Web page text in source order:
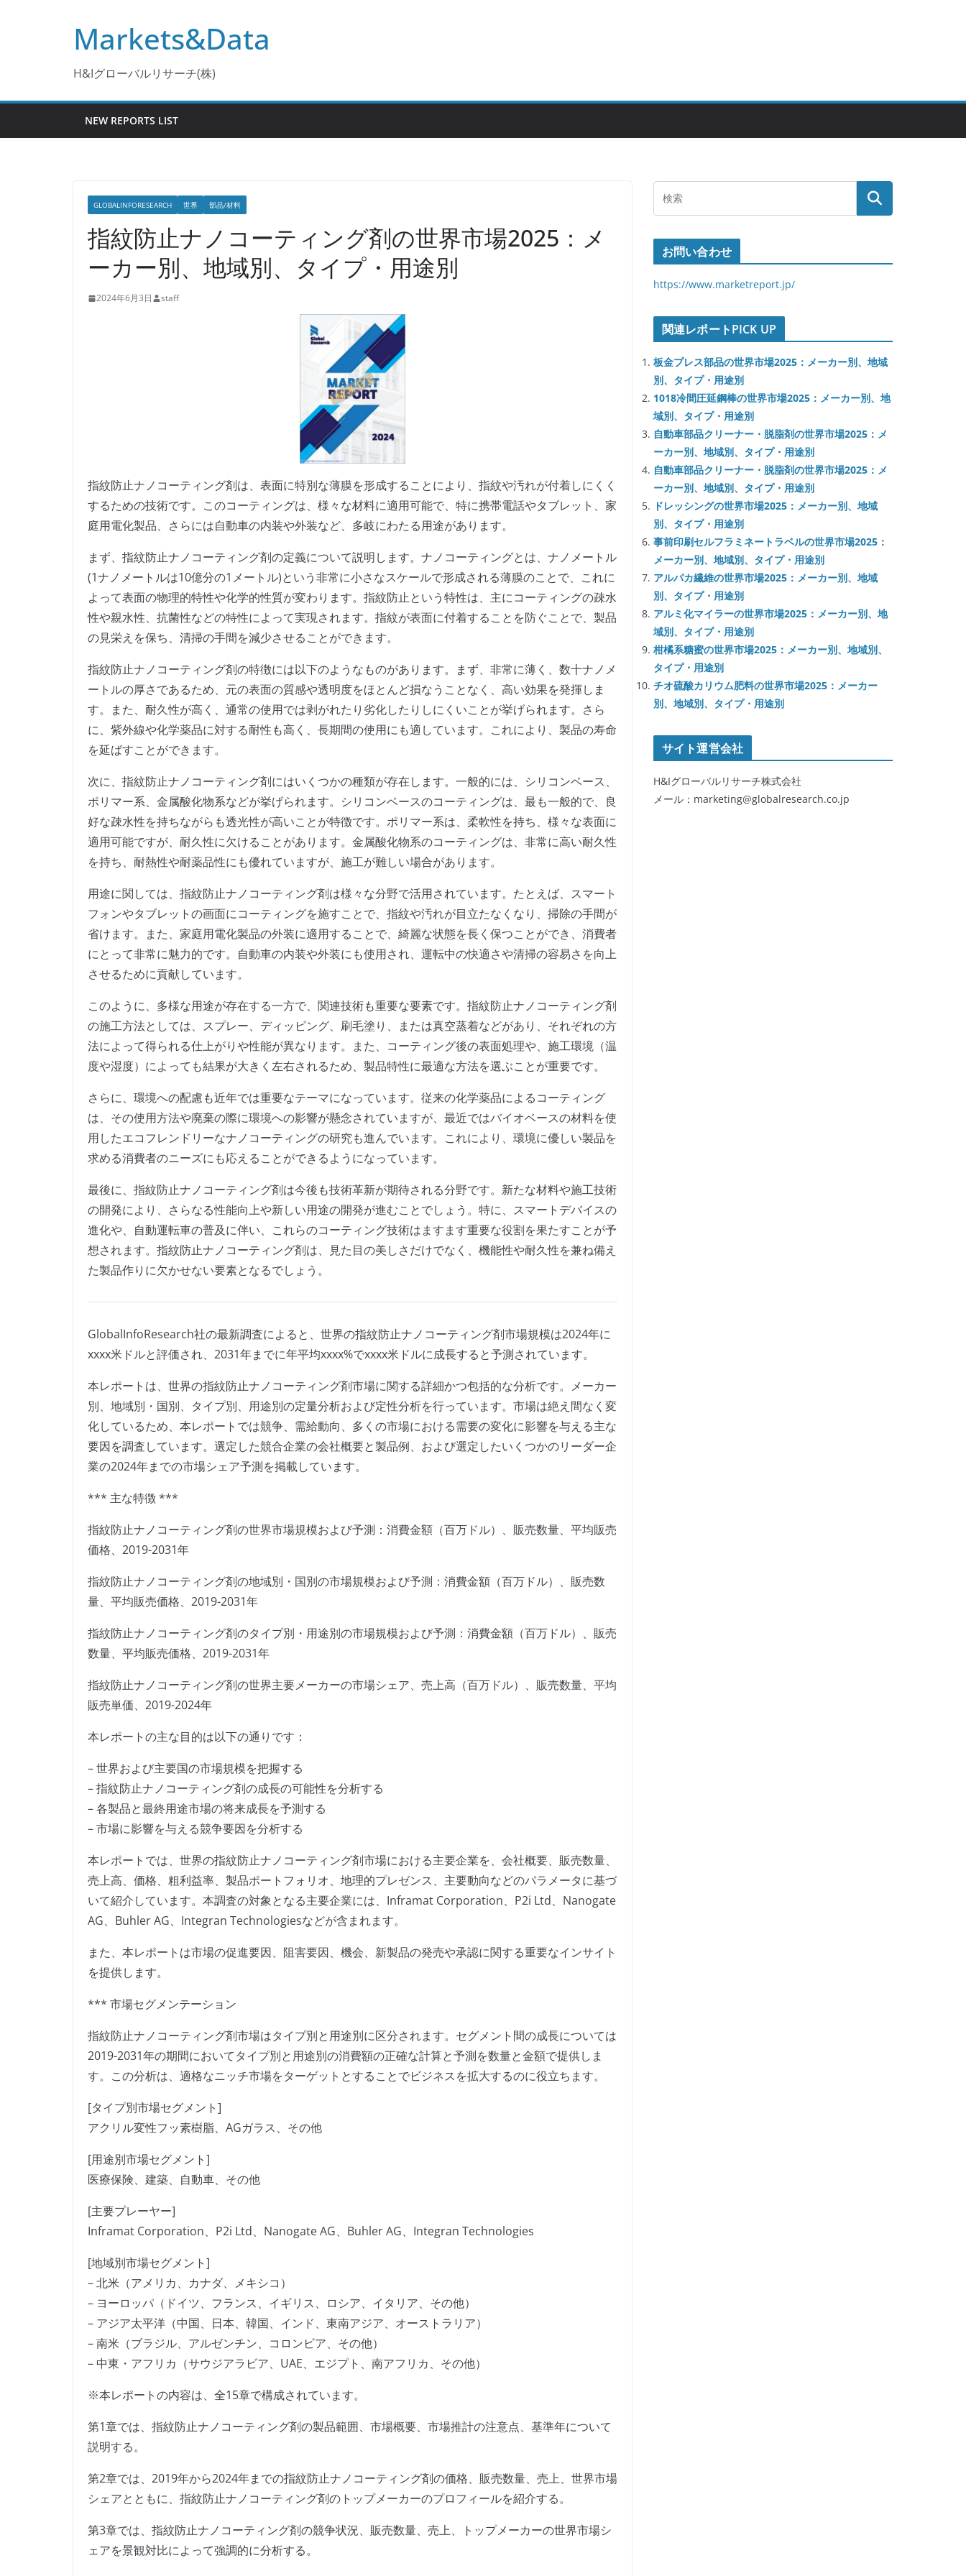
Markets&Data
H&Iグローバルリサーチ(株)
NEW REPORTS LIST
GLOBALINFORESEARCH 世界 部品/材料
指紋防止ナノコーティング剤の世界市場2025：メ
ーカー別、地域別、タイプ・用途別
2024年6月3日 staff
指紋防止ナノコーティング剤は、表面に特別な薄膜を形成することにより、指紋や汚れが付着しにくく
するための技術です。このコーティングは、様々な材料に適用可能で、特に携帯電話やタブレット、家
庭用電化製品、さらには自動車の内装や外装など、多岐にわたる用途があります。
まず、指紋防止ナノコーティング剤の定義について説明します。ナノコーティングとは、ナノメートル
(1ナノメートルは10億分の1メートル)という非常に小さなスケールで形成される薄膜のことで、これに
よって表面の物理的特性や化学的性質が変わります。指紋防止という特性は、主にコーティングの疎水
性や親水性、抗菌性などの特性によって実現されます。指紋が表面に付着することを防ぐことで、製品
の見栄えを保ち、清掃の手間を減少させることができます。
指紋防止ナノコーティング剤の特徴には以下のようなものがあります。まず、非常に薄く、数十ナノメ
ートルの厚さであるため、元の表面の質感や透明度をほとんど損なうことなく、高い効果を発揮しま
す。また、耐久性が高く、通常の使用では剥がれたり劣化したりしにくいことが挙げられます。さら
に、紫外線や化学薬品に対する耐性も高く、長期間の使用にも適しています。これにより、製品の寿命
を延ばすことができます。
次に、指紋防止ナノコーティング剤にはいくつかの種類が存在します。一般的には、シリコンベース、
ポリマー系、金属酸化物系などが挙げられます。シリコンベースのコーティングは、最も一般的で、良
好な疎水性を持ちながらも透光性が高いことが特徴です。ポリマー系は、柔軟性を持ち、様々な表面に
適用可能ですが、耐久性に欠けることがあります。金属酸化物系のコーティングは、非常に高い耐久性
を持ち、耐熱性や耐薬品性にも優れていますが、施工が難しい場合があります。
用途に関しては、指紋防止ナノコーティング剤は様々な分野で活用されています。たとえば、スマート
フォンやタブレットの画面にコーティングを施すことで、指紋や汚れが目立たなくなり、掃除の手間が
省けます。また、家庭用電化製品の外装に適用することで、綺麗な状態を長く保つことができ、消費者
にとって非常に魅力的です。自動車の内装や外装にも使用され、運転中の快適さや清掃の容易さを向上
させるために貢献しています。
このように、多様な用途が存在する一方で、関連技術も重要な要素です。指紋防止ナノコーティング剤
の施工方法としては、スプレー、ディッピング、刷毛塗り、または真空蒸着などがあり、それぞれの方
法によって得られる仕上がりや性能が異なります。また、コーティング後の表面処理や、施工環境（温
度や湿度）によっても結果が大きく左右されるため、製品特性に最適な方法を選ぶことが重要です。
さらに、環境への配慮も近年では重要なテーマになっています。従来の化学薬品によるコーティング
は、その使用方法や廃棄の際に環境への影響が懸念されていますが、最近ではバイオベースの材料を使
用したエコフレンドリーなナノコーティングの研究も進んでいます。これにより、環境に優しい製品を
求める消費者のニーズにも応えることができるようになっています。
最後に、指紋防止ナノコーティング剤は今後も技術革新が期待される分野です。新たな材料や施工技術
の開発により、さらなる性能向上や新しい用途の開発が進むことでしょう。特に、スマートデバイスの
進化や、自動運転車の普及に伴い、これらのコーティング技術はますます重要な役割を果たすことが予
想されます。指紋防止ナノコーティング剤は、見た目の美しさだけでなく、機能性や耐久性を兼ね備え
た製品作りに欠かせない要素となるでしょう。
GlobalInfoResearch社の最新調査によると、世界の指紋防止ナノコーティング剤市場規模は2024年に
xxxx米ドルと評価され、2031年までに年平均xxxx%でxxxx米ドルに成長すると予測されています。
本レポートは、世界の指紋防止ナノコーティング剤市場に関する詳細かつ包括的な分析です。メーカー
別、地域別・国別、タイプ別、用途別の定量分析および定性分析を行っています。市場は絶え間なく変
化しているため、本レポートでは競争、需給動向、多くの市場における需要の変化に影響を与える主な
要因を調査しています。選定した競合企業の会社概要と製品例、および選定したいくつかのリーダー企
業の2024年までの市場シェア予測を掲載しています。
*** 主な特徴 ***
指紋防止ナノコーティング剤の世界市場規模および予測：消費金額（百万ドル）、販売数量、平均販売
価格、2019-2031年
指紋防止ナノコーティング剤の地域別・国別の市場規模および予測：消費金額（百万ドル）、販売数
量、平均販売価格、2019-2031年
指紋防止ナノコーティング剤のタイプ別・用途別の市場規模および予測：消費金額（百万ドル）、販売
数量、平均販売価格、2019-2031年
指紋防止ナノコーティング剤の世界主要メーカーの市場シェア、売上高（百万ドル）、販売数量、平均
販売単価、2019-2024年
本レポートの主な目的は以下の通りです：
– 世界および主要国の市場規模を把握する
– 指紋防止ナノコーティング剤の成長の可能性を分析する
– 各製品と最終用途市場の将来成長を予測する
– 市場に影響を与える競争要因を分析する
本レポートでは、世界の指紋防止ナノコーティング剤市場における主要企業を、会社概要、販売数量、
売上高、価格、粗利益率、製品ポートフォリオ、地理的プレゼンス、主要動向などのパラメータに基づ
いて紹介しています。本調査の対象となる主要企業には、Inframat Corporation、P2i Ltd、Nanogate
AG、Buhler AG、Integran Technologiesなどが含まれます。
また、本レポートは市場の促進要因、阻害要因、機会、新製品の発売や承認に関する重要なインサイト
を提供します。
*** 市場セグメンテーション
指紋防止ナノコーティング剤市場はタイプ別と用途別に区分されます。セグメント間の成長については
2019-2031年の期間においてタイプ別と用途別の消費額の正確な計算と予測を数量と金額で提供しま
す。この分析は、適格なニッチ市場をターゲットとすることでビジネスを拡大するのに役立ちます。
[タイプ別市場セグメント]
アクリル変性フッ素樹脂、AGガラス、その他
[用途別市場セグメント]
医療保険、建築、自動車、その他
[主要プレーヤー]
Inframat Corporation、P2i Ltd、Nanogate AG、Buhler AG、Integran Technologies
[地域別市場セグメント]
– 北米（アメリカ、カナダ、メキシコ）
– ヨーロッパ（ドイツ、フランス、イギリス、ロシア、イタリア、その他）
– アジア太平洋（中国、日本、韓国、インド、東南アジア、オーストラリア）
– 南米（ブラジル、アルゼンチン、コロンビア、その他）
– 中東・アフリカ（サウジアラビア、UAE、エジプト、南アフリカ、その他）
※本レポートの内容は、全15章で構成されています。
第1章では、指紋防止ナノコーティング剤の製品範囲、市場概要、市場推計の注意点、基準年について
説明する。
第2章では、2019年から2024年までの指紋防止ナノコーティング剤の価格、販売数量、売上、世界市場
シェアとともに、指紋防止ナノコーティング剤のトップメーカーのプロフィールを紹介する。
第3章では、指紋防止ナノコーティング剤の競争状況、販売数量、売上、トップメーカーの世界市場シ
ェアを景観対比によって強調的に分析する。
お問い合わせ
https://www.marketreport.jp/
関連レポートPICK UP
板金プレス部品の世界市場2025：メーカー別、地域
別、タイプ・用途別
1018冷間圧延鋼棒の世界市場2025：メーカー別、地
域別、タイプ・用途別
自動車部品クリーナー・脱脂剤の世界市場2025：メ
ーカー別、地域別、タイプ・用途別
自動車部品クリーナー・脱脂剤の世界市場2025：メ
ーカー別、地域別、タイプ・用途別
ドレッシングの世界市場2025：メーカー別、地域
別、タイプ・用途別
事前印刷セルフラミネートラベルの世界市場2025：
メーカー別、地域別、タイプ・用途別
アルパカ繊維の世界市場2025：メーカー別、地域
別、タイプ・用途別
アルミ化マイラーの世界市場2025：メーカー別、地
域別、タイプ・用途別
柑橘系糖蜜の世界市場2025：メーカー別、地域別、
タイプ・用途別
チオ硫酸カリウム肥料の世界市場2025：メーカー
別、地域別、タイプ・用途別
サイト運営会社
H&Iグローバルリサーチ株式会社
メール：marketing@globalresearch.co.jp